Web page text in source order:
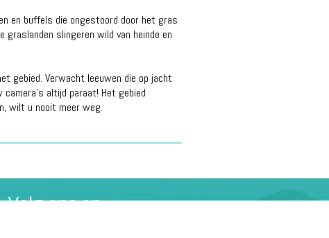
en buffels die ongestoord door het gras
slingeren wild van heinde en
gebied. Verwacht leeuwen die op jacht
altijd paraat! Het gebied
wilt u nooit meer weg.
Volg ons op